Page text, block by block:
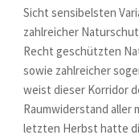
Sicht sensibelsten
zahlreicher
Recht geschützten
sowie zahlreicher
weist dieser Korridor
Raumwiderstand aller
letzten Herbst hatte